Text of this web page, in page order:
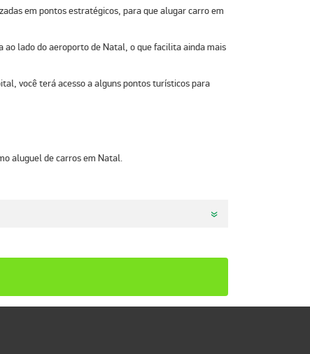
em pontos estratégicos, para que alugar carro em
ao lado do aeroporto de Natal, o que facilita ainda mais
você terá acesso a alguns pontos turísticos para
aluguel de carros em Natal.